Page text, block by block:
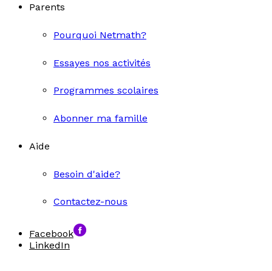
Parents
Pourquoi Netmath?
Essayes nos activités
Programmes scolaires
Abonner ma famille
Aide
Besoin d'aide?
Contactez-nous
Facebook
LinkedIn